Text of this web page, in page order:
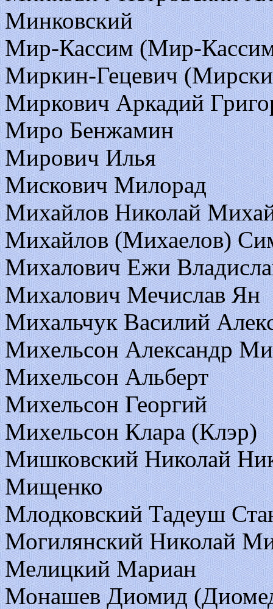
Минковский
Мир-Кассим (Мир-
Миркин-Гецевич
Миркович Аркадий
Миро Бенжамин
Мирович Илья
Мискович Милорад
Михайлов Николай
Михайлов (Михаелов)
Михалович Ежи
Михалович Мечислав Ян
Михальчук Василий
Михельсон Александр
Михельсон Альберт
Михельсон Георгий
Михельсон Клара (Клэр)
Мишковский Николай
Мищенко
Млодковский Тадеуш
Могилянский Николай
Мелицкий Мариан
Монашев Диомид